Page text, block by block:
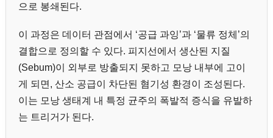
으로 봉쇄된다.
이 과정은 데이터 관점에서 ‘공급 과잉’과 ‘물류 정체’의
결합으로 정의할 수 있다. 피지선에서 생산된 지질
(Sebum)이 외부로 방출되지 못하고 모낭 내부에 고이
게 되면, 산소 공급이 차단된 혐기성 환경이 조성된다.
이는 모낭 생태계 내 특정 균주의 폭발적 증식을 유발하
는 트리거가 된다.